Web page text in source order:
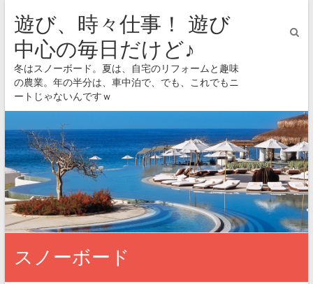
遊び、時々仕事！ 遊び
中心の毎日だけど♪
冬はスノーボード。夏は、自宅のリフォームと趣味
の農業。年の半分は、車中泊で、でも、これでもニ
ートじゃないんですｗ
スノーボード